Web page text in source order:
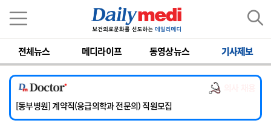
전체뉴스 메디라이프 동영상뉴스 기사제보
[서울아산병원] 2026년 하반기 인턴 모집
[영남대학교의료원] 마취통증의학과 임기제 임상의사 채용
[충남대학교병원] 소아청소년과(소아응급전담) 계약직 의사 공개채용
[동부병원] 계약직(응급의학과 전문의) 직원모집
[이대목동병원] 하반기 전공의(레지던트1년차) 모집